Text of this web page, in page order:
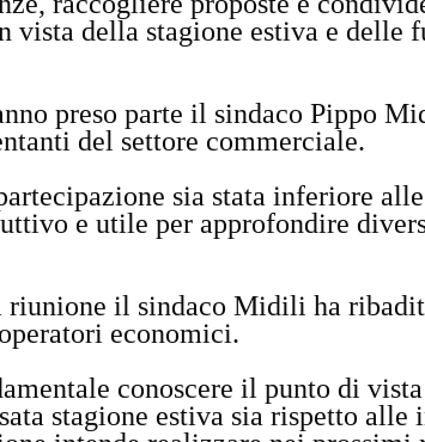
vista della stagione estiva e delle
preso parte il sindaco Pippo
del settore commerciale.
sia stata inferiore
e utile per approfondire
riunione il sindaco Midili ha
economici.
conoscere il punto di
stagione estiva sia rispetto alle